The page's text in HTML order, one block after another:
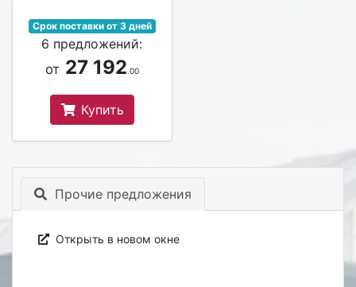
Срок поставки от 3 дней
6 предложений:
от 27 192.00
Купить
Прочие предложения
Открыть в новом окне